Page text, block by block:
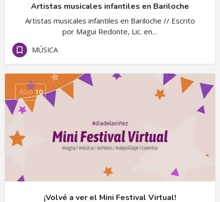
Artistas musicales infantiles en Bariloche
Artistas musicales infantiles en Bariloche // Escrito
por Magui Redonte, Lic. en…
MÚSICA
AGO 10
¡Volvé a ver el Mini Festival Virtual!